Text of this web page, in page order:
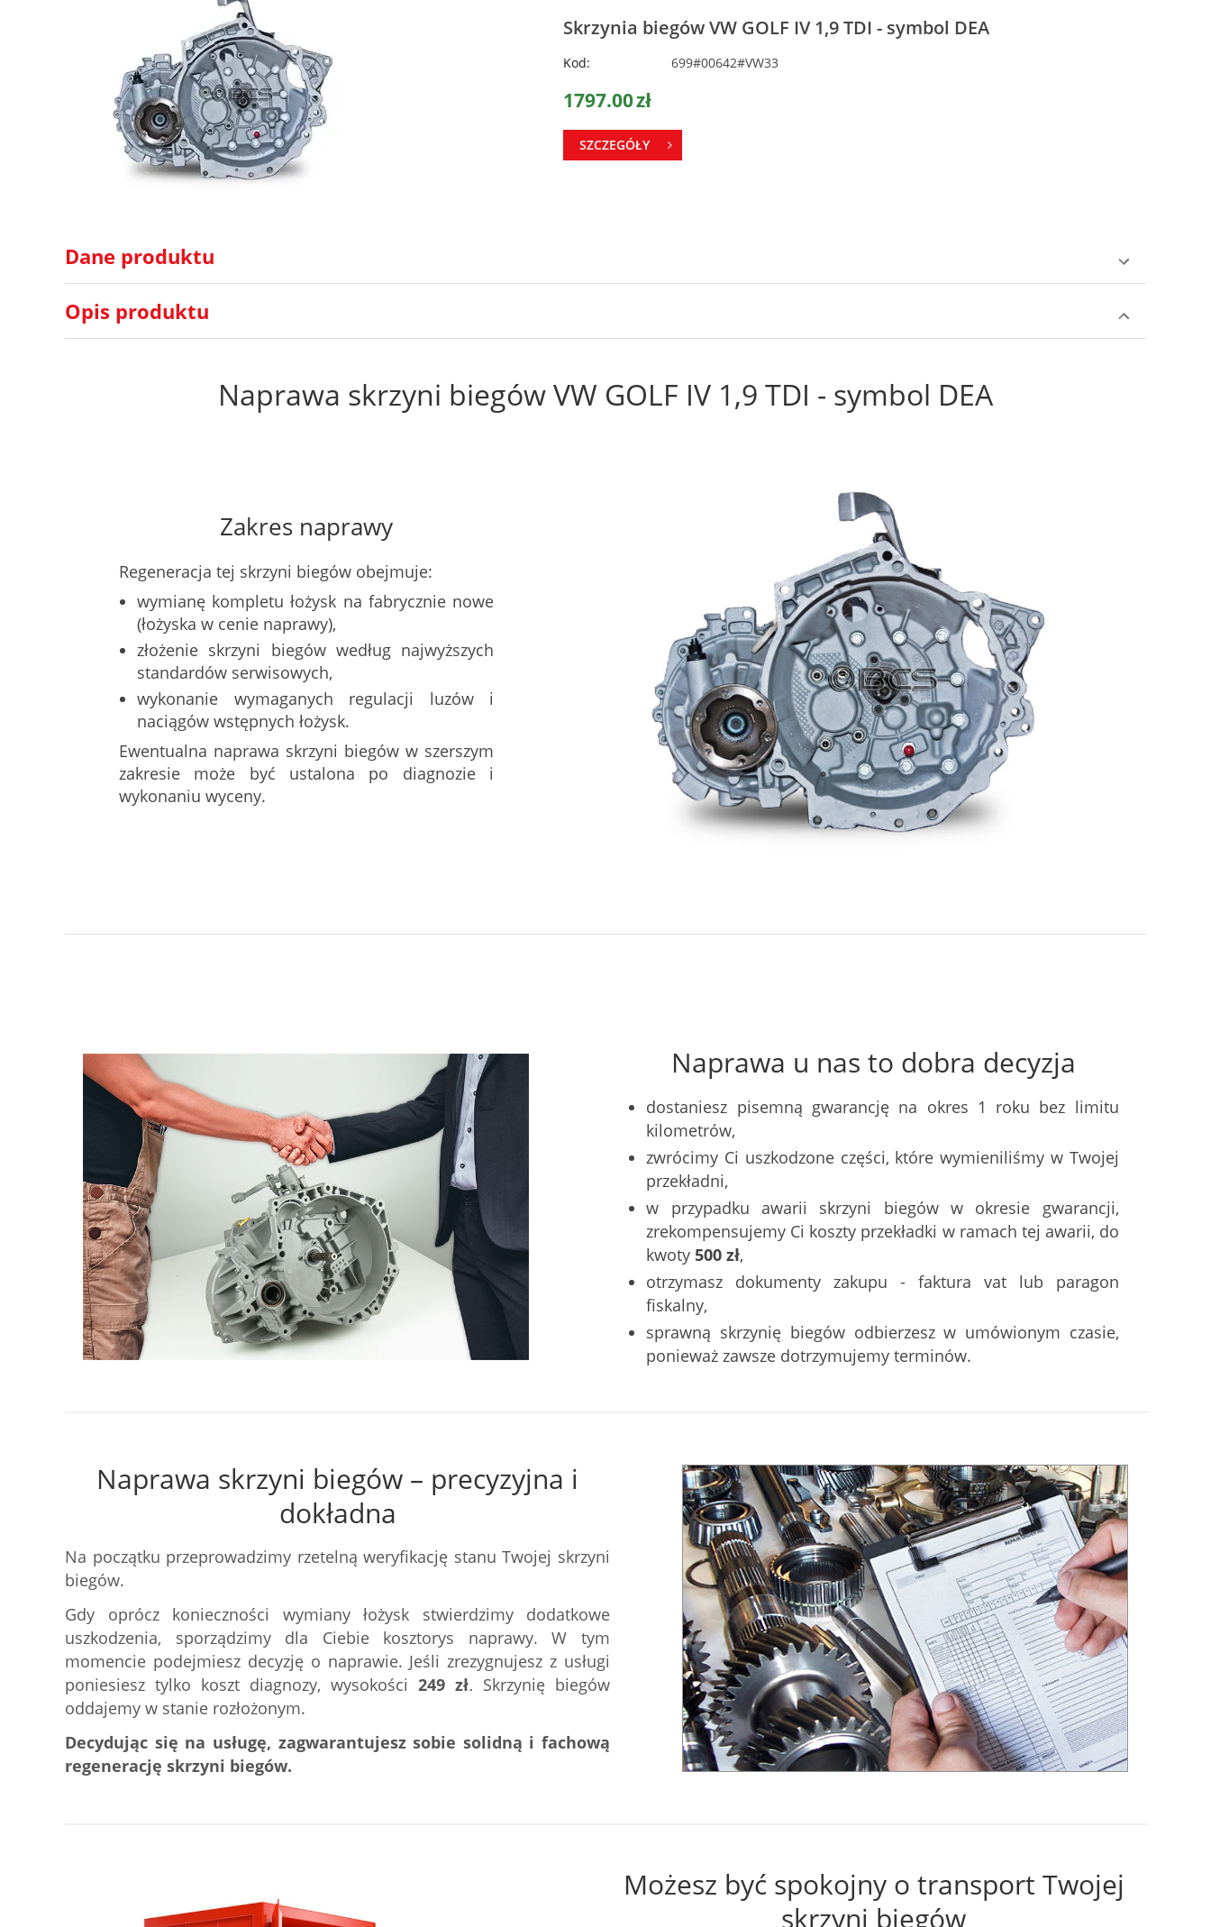
Skrzynia biegów VW GOLF IV 1,9 TDI - symbol DEA
Kod: 699#00642#VW33
1797.00zł
SZCZEGÓŁY
Dane produktu
Opis produktu
Naprawa skrzyni biegów VW GOLF IV 1,9 TDI - symbol DEA
Zakres naprawy
Regeneracja tej skrzyni biegów obejmuje:
wymianę kompletu łożysk na fabrycznie nowe
(łożyska w cenie naprawy),
złożenie skrzyni biegów według najwyższych
standardów serwisowych,
wykonanie wymaganych regulacji luzów i
naciągów wstępnych łożysk.
Ewentualna naprawa skrzyni biegów w szerszym
zakresie może być ustalona po diagnozie i
wykonaniu wyceny.
Naprawa u nas to dobra decyzja
dostaniesz pisemną gwarancję na okres 1 roku bez limitu
kilometrów,
zwrócimy Ci uszkodzone części, które wymieniliśmy w Twojej
przekładni,
w przypadku awarii skrzyni biegów w okresie gwarancji,
zrekompensujemy Ci koszty przekładki w ramach tej awarii, do
kwoty500 zł,
otrzymasz dokumenty zakupu - faktura vat lub paragon
fiskalny,
sprawną skrzynię biegów odbierzesz w umówionym czasie,
ponieważ zawsze dotrzymujemy terminów.
Naprawa skrzyni biegów – precyzyjna i
dokładna
Na początku przeprowadzimy rzetelną weryfikację stanu Twojej skrzyni
biegów.
Gdy oprócz konieczności wymiany łożysk stwierdzimy dodatkowe
uszkodzenia, sporządzimy dla Ciebie kosztorys naprawy. W tym
momencie podejmiesz decyzję o naprawie. Jeśli zrezygnujesz z usługi
poniesiesz tylko koszt diagnozy, wysokości 249 zł. Skrzynię biegów
oddajemy w stanie rozłożonym.
Decydując się na usługę, zagwarantujesz sobie solidną i fachową
regenerację skrzyni biegów.
Możesz być spokojny o transport Twojej
skrzyni biegów